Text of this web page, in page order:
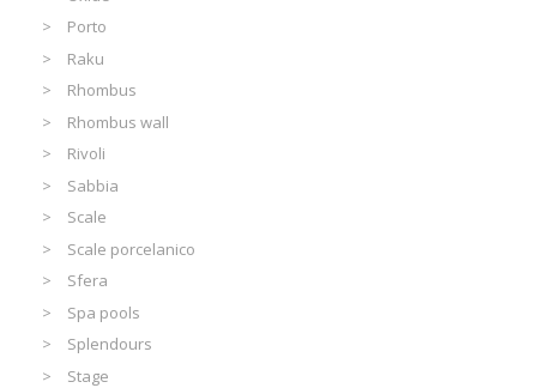
Porto
Raku
Rhombus
Rhombus wall
Rivoli
Sabbia
Scale
Scale porcelanico
Sfera
Spa pools
Splendours
Stage